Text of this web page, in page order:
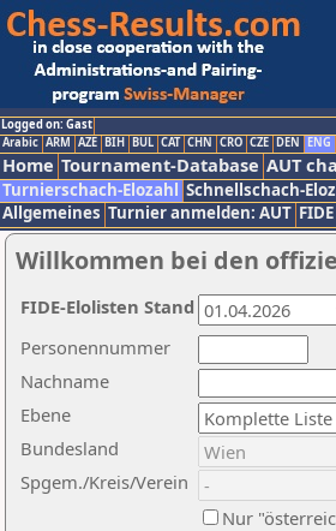
Logged on: Gast
Arabic ARM AZE BIH BUL CAT CHN CRO CZE DEN ENG
Home Tournament-Database AUT
Turnierschach-Elozahl Schnellschach-
Allgemeines Turnier anmelden: AUT FIDE
Willkommen bei den
Nachname
Ebene
Personennummer
Bundesland
Spgem./Kreis/Verein
Nur
FIDE-Elolisten Stand